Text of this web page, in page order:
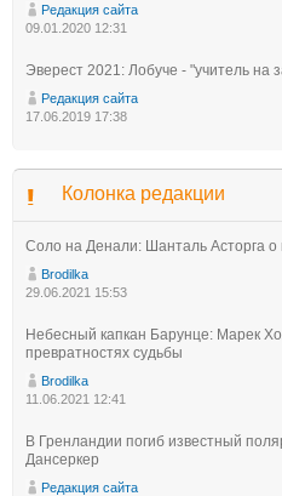
Редакция сайта
09.01.2020 12:31
Эверест 2021: Лобуче - "учитель на
Редакция сайта
17.06.2019 17:38
Колонка редакции
Соло на Денали: Шанталь Асторга
Brodilka
29.06.2021 15:53
Небесный капкан Барунце: Марек
превратностях судьбы
Brodilka
11.06.2021 12:41
В Гренландии погиб известный
Дансеркер
Редакция сайта